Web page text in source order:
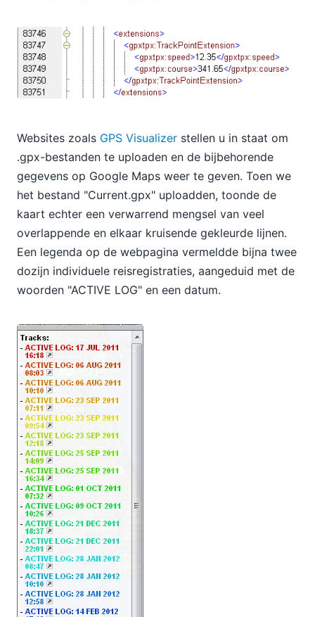
Websites zoals GPS Visualizer stellen u in staat om
.gpx-bestanden te uploaden en de bijbehorende
gegevens op Google Maps weer te geven. Toen we
het bestand "Current.gpx" uploadden, toonde de
kaart echter een verwarrend mengsel van veel
overlappende en elkaar kruisende gekleurde lijnen.
Een legenda op de webpagina vermeldde bijna twee
dozijn individuele reisregistraties, aangeduid met de
woorden "ACTIVE LOG" en een datum.